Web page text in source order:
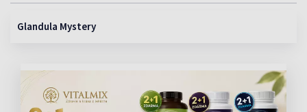
Glandula Mystery